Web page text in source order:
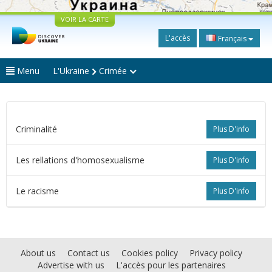
VOIR LA CARTE
L'accès Français
Menu L'Ukraine Crimée
Plus D'info
Criminalité
Plus D'info
Les rellations d'homosexualisme
Plus D'info
Le racisme
About us Contact us Cookies policy
Privacy policy
Advertise with us
L'accès pour les partenaires